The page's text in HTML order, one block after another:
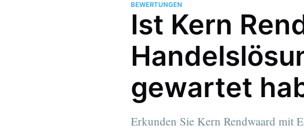
BEWERTUNGEN
Ist Kern
gewartet
Erkunden Sie Kern Rendwaard mit